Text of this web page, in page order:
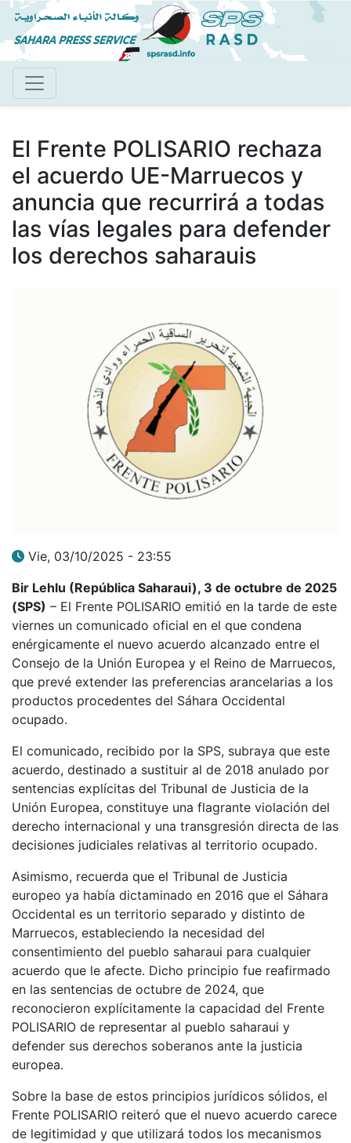
Pasar
al
contenido
El Frente POLISARIO rechaza
el acuerdo UE-Marruecos y
anuncia que recurrirá a todas
las vías legales para defender
los derechos saharauis
Vie, 03/10/2025 - 23:55
Bir Lehlu (República Saharaui), 3 de octubre de 2025
(SPS) – El Frente POLISARIO emitió en la tarde de este
viernes un comunicado oficial en el que condena
enérgicamente el nuevo acuerdo alcanzado entre el
Consejo de la Unión Europea y el Reino de Marruecos,
que prevé extender las preferencias arancelarias a los
productos procedentes del Sáhara Occidental
ocupado.
El comunicado, recibido por la SPS, subraya que este
acuerdo, destinado a sustituir al de 2018 anulado por
sentencias explícitas del Tribunal de Justicia de la
Unión Europea, constituye una flagrante violación del
derecho internacional y una transgresión directa de las
decisiones judiciales relativas al territorio ocupado.
Asimismo, recuerda que el Tribunal de Justicia
europeo ya había dictaminado en 2016 que el Sáhara
Occidental es un territorio separado y distinto de
Marruecos, estableciendo la necesidad del
consentimiento del pueblo saharaui para cualquier
acuerdo que le afecte. Dicho principio fue reafirmado
en las sentencias de octubre de 2024, que
reconocieron explícitamente la capacidad del Frente
POLISARIO de representar al pueblo saharaui y
defender sus derechos soberanos ante la justicia
europea.
Sobre la base de estos principios jurídicos sólidos, el
Frente POLISARIO reiteró que el nuevo acuerdo carece
de legitimidad y que utilizará todos los mecanismos